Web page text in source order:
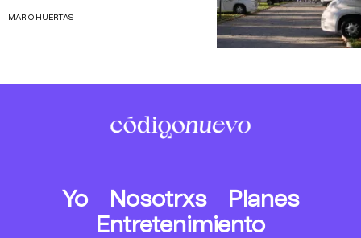
MARIO HUERTAS
Yo Nosotrxs
Planes
Entretenimiento